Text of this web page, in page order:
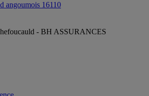
angoumois 16110
- BH ASSURANCES